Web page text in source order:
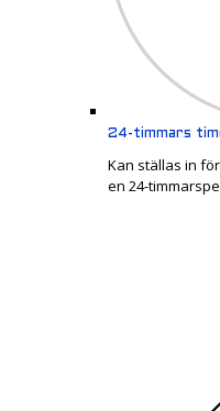
24-timmars
Kan ställas in
en 24-